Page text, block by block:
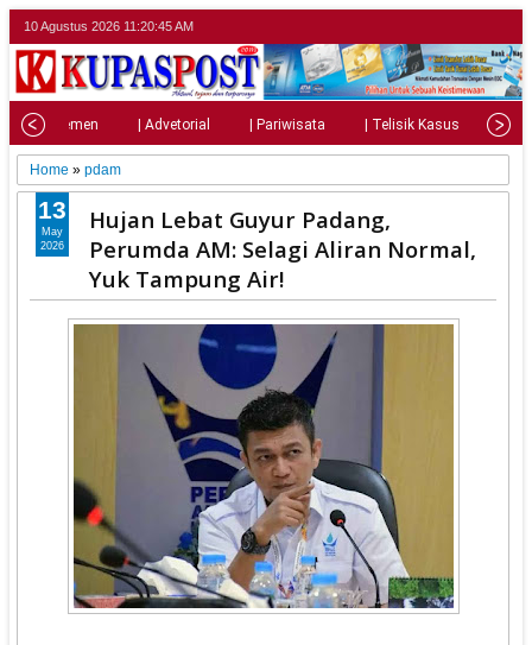
10 Agustus 2026 11:20:46 AM
| Parlemen | Advetorial | Pariwisata | Telisik Kasus |
Home »pdam
Hujan Lebat Guyur Padang,
Perumda AM: Selagi Aliran Normal,
Yuk Tampung Air!
13
May
2026